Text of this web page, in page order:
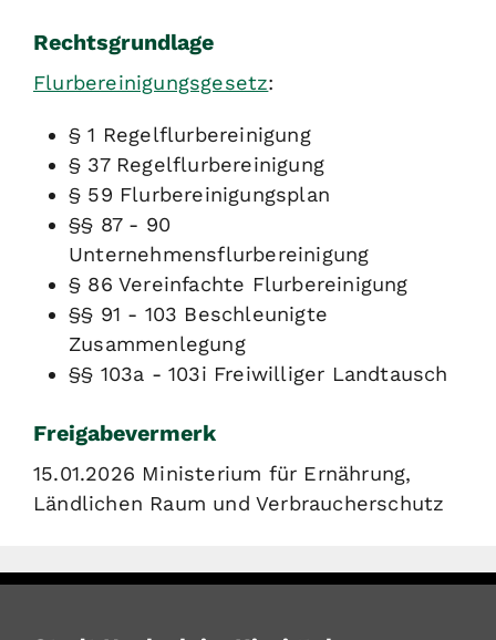
Rechtsgrundlage
Flurbereinigungsgesetz:
§ 1 Regelflurbereinigung
§ 37 Regelflurbereinigung
§ 59 Flurbereinigungsplan
§§ 87 - 90
Unternehmensflurbereinigung
§ 86 Vereinfachte Flurbereinigung
§§ 91 - 103 Beschleunigte
Zusammenlegung
§§ 103a - 103i Freiwilliger Landtausch
Freigabevermerk
15.01.2026 Ministerium für Ernährung,
Ländlichen Raum und Verbraucherschutz